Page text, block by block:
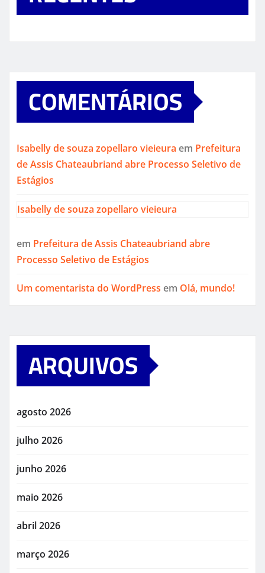
COMENTÁRIOS
Isabelly de souza zopellaro vieieura em Prefeitura
de Assis Chateaubriand abre Processo Seletivo de
Estágios
Isabelly de souza zopellaro vieieura
em Prefeitura de Assis Chateaubriand abre
Processo Seletivo de Estágios
Um comentarista do WordPress em Olá, mundo!
ARQUIVOS
agosto 2026
julho 2026
junho 2026
maio 2026
abril 2026
março 2026